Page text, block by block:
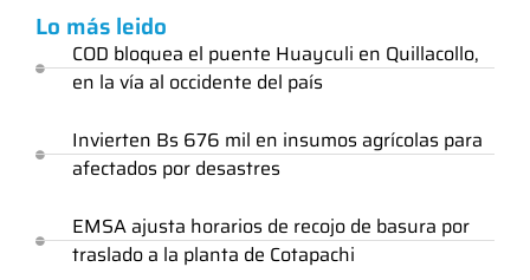
Lo más leido
COD bloquea el puente Huayculi en Quillacollo,
en la vía al occidente del país
Invierten Bs 676 mil en insumos agrícolas para
afectados por desastres
EMSA ajusta horarios de recojo de basura por
traslado a la planta de Cotapachi